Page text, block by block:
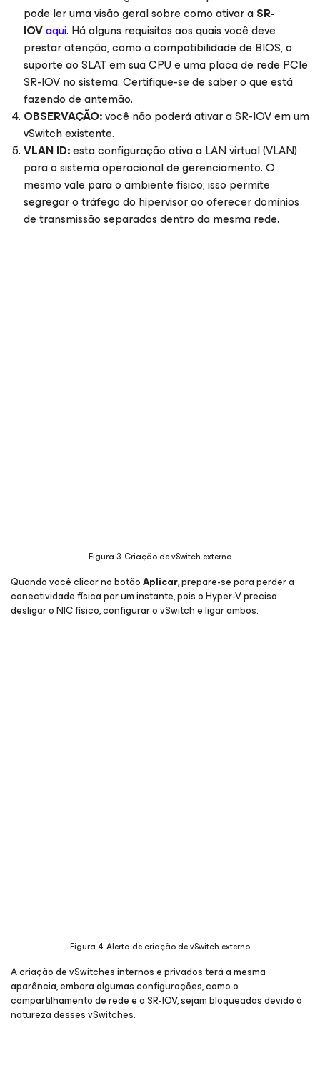
pode ler uma visão geral sobre como ativar aSR-
IOVaqui. Há alguns requisitos aos quais você deve
prestar atenção, como a compatibilidade de BIOS, o
suporte ao SLAT em sua CPU e uma placa de rede PCIe
SR-IOV no sistema. Certifique-se de saber o que está
fazendo de antemão.
OBSERVAÇÃO:você não poderá ativar a SR-IOV em um
vSwitch existente.
VLAN ID:esta configuração ativa a LAN virtual (VLAN)
para o sistema operacional de gerenciamento. O
mesmo vale para o ambiente físico; isso permite
segregar o tráfego do hipervisor ao oferecer domínios
de transmissão separados dentro da mesma rede.
Figura 3. Criação de vSwitch externo
Quando você clicar no botãoAplicar, prepare-se para perder a
conectividade física por um instante, pois o Hyper-V precisa
desligar o NIC físico, configurar o vSwitch e ligar ambos:
Figura 4. Alerta de criação de vSwitch externo
A criação de vSwitches internos e privados terá a mesma
aparência, embora algumas configurações, como o
compartilhamento de rede e a SR-IOV, sejam bloqueadas devido à
natureza desses vSwitches.